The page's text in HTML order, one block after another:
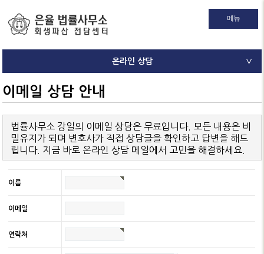
메뉴
온라인 상담 ∨
이메일 상담 안내
법률사무소 강일의 이메일 상담은 무료입니다. 모든 내용은 비
밀유지가 되며 변호사가 직접 상담글을 확인하고 답변을 해드
립니다. 지금 바로 온라인 상담 메일에서 고민을 해결하세요.
이름
이메일
연락처